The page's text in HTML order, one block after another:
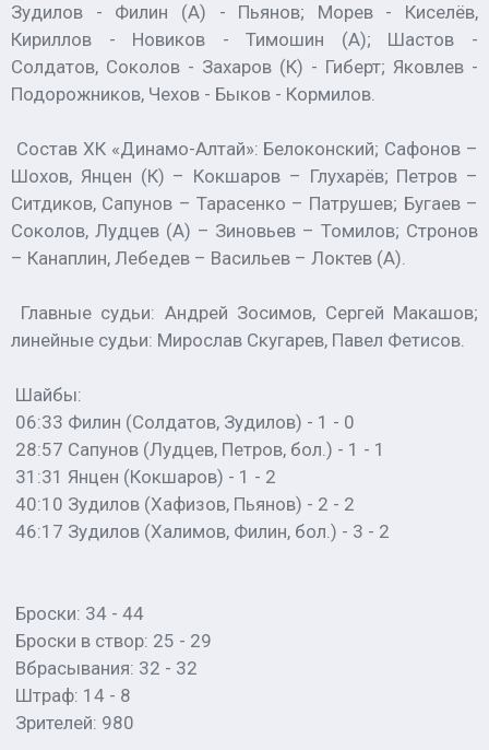
Зудилов - Филин (А) - Пьянов; Морев - Киселёв,
Кириллов - Новиков - Тимошин (А); Шастов -
Солдатов, Соколов - Захаров (К) - Гиберт; Яковлев -
Подорожников, Чехов - Быков - Кормилов.
Состав ХК «Динамо-Алтай»: Белоконский; Сафонов –
Шохов, Янцен (К) – Кокшаров – Глухарёв; Петров –
Ситдиков, Сапунов – Тарасенко – Патрушев; Бугаев –
Соколов, Лудцев (А) – Зиновьев – Томилов; Стронов
– Канаплин, Лебедев – Васильев – Локтев (А).
Главные судьи: Андрей Зосимов, Сергей Макашов;
линейные судьи: Мирослав Скугарев, Павел Фетисов.
Шайбы:
06:33 Филин (Солдатов, Зудилов) - 1 - 0
28:57 Сапунов (Лудцев, Петров, бол.) - 1 - 1
31:31 Янцен (Кокшаров) - 1 - 2
40:10 Зудилов (Хафизов, Пьянов) - 2 - 2
46:17 Зудилов (Халимов, Филин, бол.) - 3 - 2
Броски: 34 - 44
Броски в створ: 25 - 29
Вбрасывания: 32 - 32
Штраф: 14 - 8
Зрителей: 980